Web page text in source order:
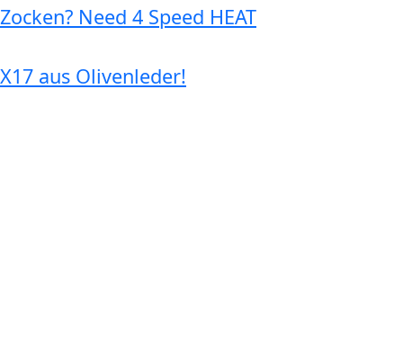
Zocken? Need 4 Speed HEAT
X17 aus Olivenleder!